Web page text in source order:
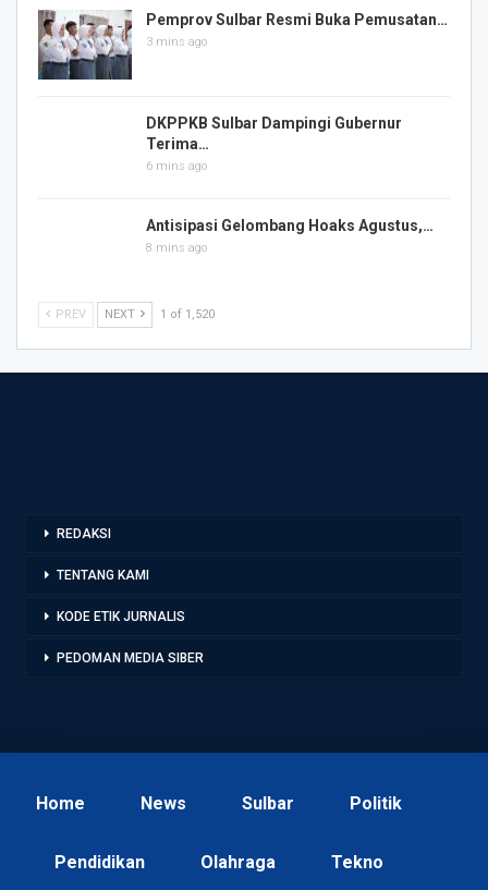
Pemprov Sulbar Resmi Buka Pemusatan…
3 mins ago
DKPPKB Sulbar Dampingi Gubernur
Terima…
6 mins ago
Antisipasi Gelombang Hoaks Agustus,…
8 mins ago
PREV NEXT 1 of 1,520
REDAKSI
TENTANG KAMI
KODE ETIK JURNALIS
PEDOMAN MEDIA SIBER
Home News Sulbar Politik
Pendidikan Olahraga Tekno